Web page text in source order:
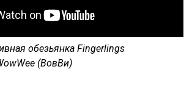
обезьянка Fingerlings
(ВовВи)